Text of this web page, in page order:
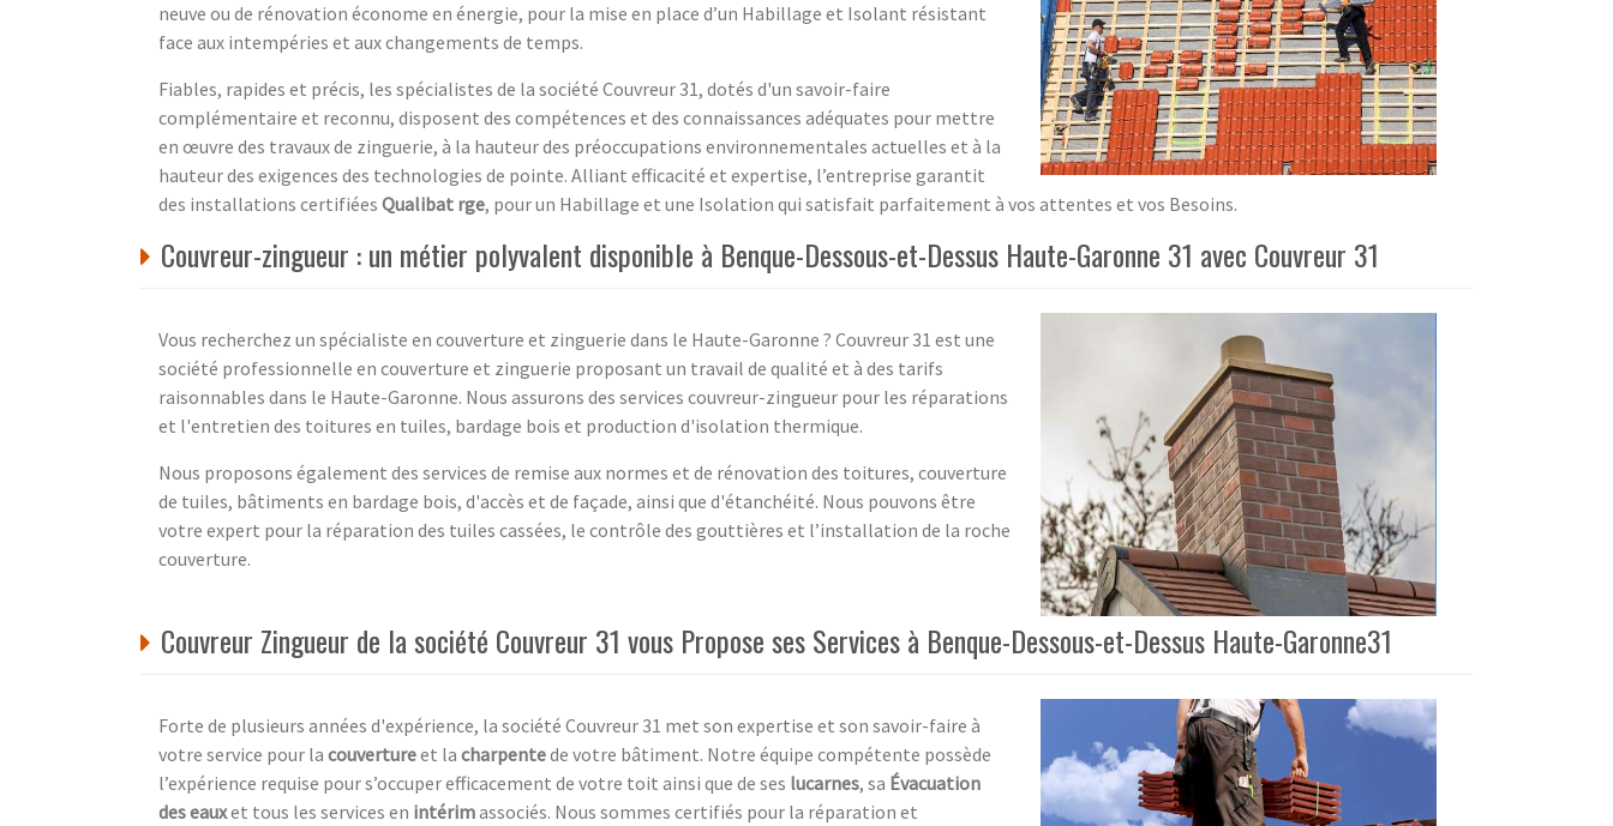
neuve ou de rénovation économe en énergie, pour la mise en place d’un Habillage et Isolant résistant
face aux intempéries et aux changements de temps.
Fiables, rapides et précis, les spécialistes de la société Couvreur 31, dotés d'un savoir-faire
complémentaire et reconnu, disposent des compétences et des connaissances adéquates pour mettre
en œuvre des travaux de zinguerie, à la hauteur des préoccupations environnementales actuelles et à la
hauteur des exigences des technologies de pointe. Alliant efficacité et expertise, l’entreprise garantit
des installations certifiées Qualibat rge, pour un Habillage et une Isolation qui satisfait parfaitement à vos attentes et vos Besoins.
Couvreur-zingueur : un métier polyvalent disponible à Benque-Dessous-et-Dessus Haute-Garonne 31 avec Couvreur 31
Vous recherchez un spécialiste en couverture et zinguerie dans le Haute-Garonne ? Couvreur 31 est une
société professionnelle en couverture et zinguerie proposant un travail de qualité et à des tarifs
raisonnables dans le Haute-Garonne. Nous assurons des services couvreur-zingueur pour les réparations
et l'entretien des toitures en tuiles, bardage bois et production d'isolation thermique.
Nous proposons également des services de remise aux normes et de rénovation des toitures, couverture
de tuiles, bâtiments en bardage bois, d'accès et de façade, ainsi que d'étanchéité. Nous pouvons être
votre expert pour la réparation des tuiles cassées, le contrôle des gouttières et l’installation de la roche
couverture.
Couvreur Zingueur de la société Couvreur 31 vous Propose ses Services à Benque-Dessous-et-Dessus Haute-Garonne31
Forte de plusieurs années d'expérience, la société Couvreur 31 met son expertise et son savoir-faire à
votre service pour la couvertureet la charpentede votre bâtiment. Notre équipe compétente possède
l’expérience requise pour s’occuper efficacement de votre toit ainsi que de ses lucarnes, sa Évacuation
des eauxet tous les services en intérimassociés. Nous sommes certifiés pour la réparation et